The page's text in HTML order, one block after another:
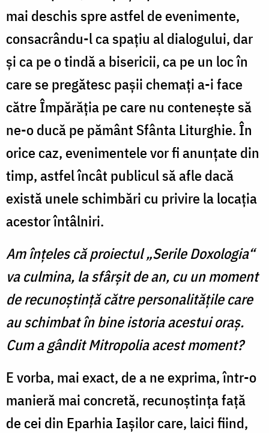
mai deschis spre astfel de evenimente,
consacrându-l ca spaţiu al dialogului, dar
şi ca pe o tindă a bisericii, ca pe un loc în
care se pregătesc paşii chemaţi a-i face
către Împărăţia pe care nu conteneşte să
ne-o ducă pe pământ Sfânta Liturghie. În
orice caz, evenimentele vor fi anunţate din
timp, astfel încât publicul să afle dacă
există unele schimbări cu privire la locaţia
acestor întâlniri.
Am înţeles că proiectul „Serile Doxologia“
va culmina, la sfârşit de an, cu un moment
de recunoştinţă către personalităţile care
au schimbat în bine istoria acestui oraş.
Cum a gândit Mitropolia acest moment?
E vorba, mai exact, de a ne exprima, într-o
manieră mai concretă, recunoştinţa faţă
de cei din Eparhia Iaşilor care, laici fiind,